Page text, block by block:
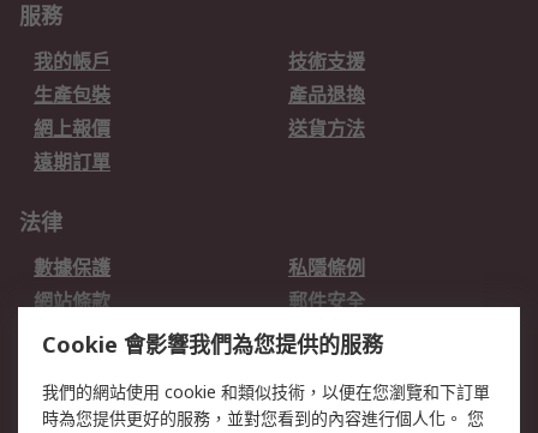
服務
我的帳戶
技術支援
生產包裝
產品退換
網上報價
送貨方法
遠期訂單
法律
數據保護
私隱條例
網站條款
郵件安全
销售条款和条件
關於RS
Cookie 會影響我們為您提供的服務
我們的網站使用 cookie 和類似技術，以便在您瀏覽和下訂單
時為您提供更好的服務，並對您看到的內容進行個人化。 您